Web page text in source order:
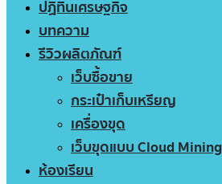
ปฏิทินเศรษฐกิจ
บทความ
รีวิวผลิตภัณฑ์
เว็บซื้อขาย
กระเป๋าเก็บเหรียญ
เครื่องขุด
เว็บขุดแบบ Cloud Mining
ห้องเรียน